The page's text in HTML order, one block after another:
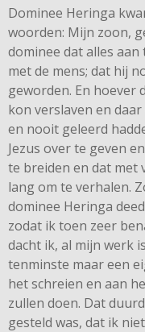
Dominee Heringa
woorden: Mijn zoon,
dominee dat alles
met de mens; dat hij
geworden. En hoever
kon verslaven en
en nooit geleerd
Jezus over te geven
te breiden en dat met
lang om te verhalen.
dominee Heringa
zodat ik toen zeer
dacht ik, al mijn werk
tenminste maar een
het schreien en aan
zullen doen. Dat
gesteld was, dat ik